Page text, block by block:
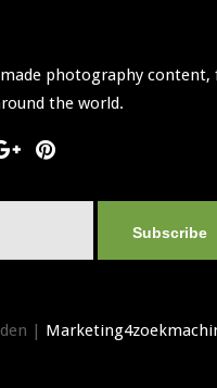
photography
the world.
Subscribe
|